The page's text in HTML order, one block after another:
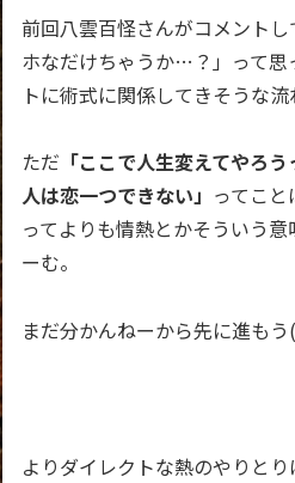
前回八雲百怪さんがコメント
ホなだけちゃうか…？」って思
トに術式に関係してきそうな
ただ 「ここで人生変えてやろ
人は恋一つできない」 ってこ
ってよりも情熱とかそういう
ーむ。
まだ分かんねーから先に進もう(
よりダイレクトな熱のやりと